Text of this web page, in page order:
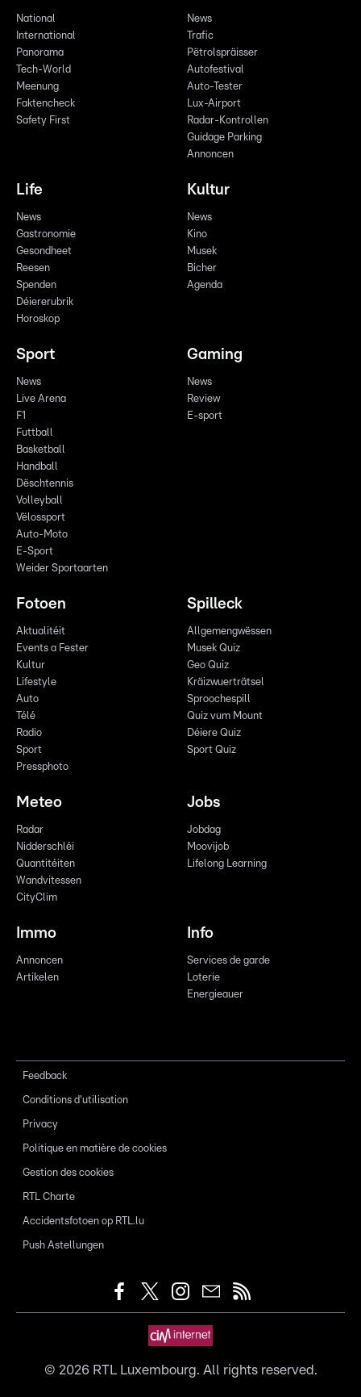
National
International
Panorama
Tech-World
Meenung
Faktencheck
Safety First
News
Trafic
Pëtrolspräisser
Autofestival
Auto-Tester
Lux-Airport
Radar-Kontrollen
Guidage Parking
Annoncen
Life
News
Gastronomie
Gesondheet
Reesen
Spenden
Déiererubrik
Horoskop
Kultur
News
Kino
Musek
Bicher
Agenda
Sport
News
Live Arena
F1
Futtball
Basketball
Handball
Dëschtennis
Volleyball
Vëlossport
Auto-Moto
E-Sport
Weider Sportaarten
Gaming
News
Review
E-sport
Fotoen
Aktualitéit
Events a Fester
Kultur
Lifestyle
Auto
Télé
Radio
Sport
Pressphoto
Spilleck
Allgemengwëssen
Musek Quiz
Geo Quiz
Kräizwuerträtsel
Sproochespill
Quiz vum Mount
Déiere Quiz
Sport Quiz
Meteo
Radar
Nidderschléi
Quantitéiten
Wandvitessen
CityClim
Jobs
Jobdag
Moovijob
Lifelong Learning
Immo
Annoncen
Artikelen
Info
Services de garde
Loterie
Energieauer
Feedback
Conditions d'utilisation
Privacy
Politique en matière de cookies
Gestion des cookies
RTL Charte
Accidentsfotoen op RTL.lu
Push Astellungen
© 2026RTL Luxembourg. All rights reserved.